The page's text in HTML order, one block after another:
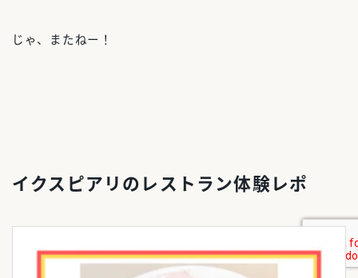
じゃ、またねー！
イクスピアリのレストラン体験レポ